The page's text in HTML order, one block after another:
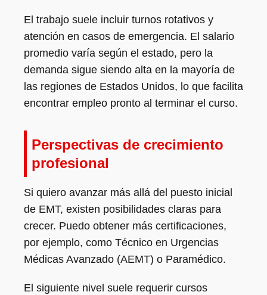
El trabajo suele incluir turnos rotativos y
atención en casos de emergencia. El salario
promedio varía según el estado, pero la
demanda sigue siendo alta en la mayoría de
las regiones de Estados Unidos, lo que facilita
encontrar empleo pronto al terminar el curso.
Perspectivas de crecimiento
profesional
Si quiero avanzar más allá del puesto inicial
de EMT, existen posibilidades claras para
crecer. Puedo obtener más certificaciones,
por ejemplo, como Técnico en Urgencias
Médicas Avanzado (AEMT) o Paramédico.
El siguiente nivel suele requerir cursos